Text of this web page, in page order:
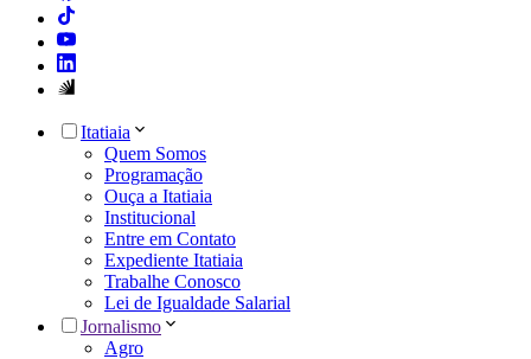
Itatiaia
Quem Somos
Programação
Ouça a Itatiaia
Institucional
Entre em Contato
Expediente Itatiaia
Trabalhe Conosco
Lei de Igualdade Salarial
Jornalismo
Agro